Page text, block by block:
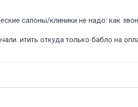
салоны/клиники не надо: как
итить откуда только бабло на